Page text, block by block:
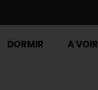
DORMIR A VOIR